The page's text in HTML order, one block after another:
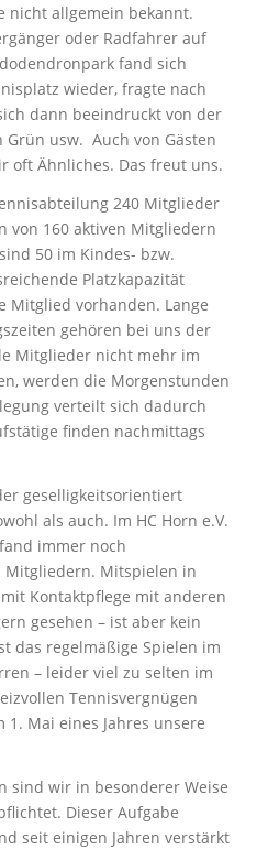
nicht allgemein bekannt.
oder Radfahrer auf
fand sich
wieder, fragte nach
dann beeindruckt von der
Grün usw. Auch von Gästen
oft Ähnliches. Das freut uns.
240 Mitglieder
von 160 aktiven Mitgliedern
50 im Kindes- bzw.
Platzkapazität
Mitglied vorhanden. Lange
gehören bei uns der
Mitglieder nicht mehr im
werden die Morgenstunden
verteilt sich dadurch
finden nachmittags
geselligkeitsorientiert
als auch. Im HC Horn e.V.
immer noch
Mitgliedern. Mitspielen in
Kontaktpflege mit anderen
gesehen – ist aber kein
das regelmäßige Spielen im
– leider viel zu selten im
Tennisvergnügen
Mai eines Jahres unsere
sind wir in besonderer Weise
Dieser Aufgabe
seit einigen Jahren verstärkt